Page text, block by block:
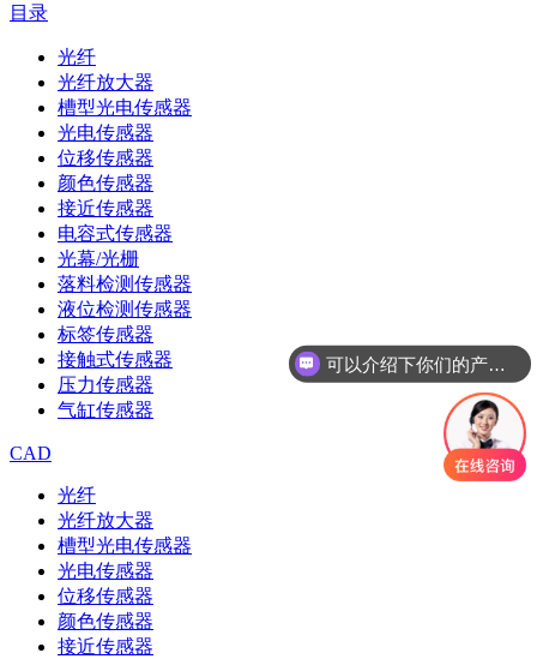
目录
光纤
光纤放大器
槽型光电传感器
光电传感器
位移传感器
颜色传感器
接近传感器
电容式传感器
光幕/光栅
落料检测传感器
液位检测传感器
标签传感器
接触式传感器
压力传感器
气缸传感器
CAD
光纤
光纤放大器
槽型光电传感器
光电传感器
位移传感器
颜色传感器
接近传感器
可以介绍下你们的产品么